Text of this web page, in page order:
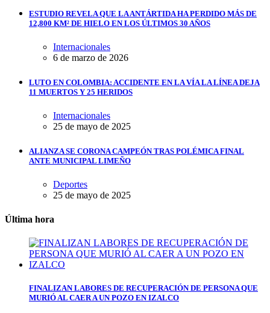
ESTUDIO REVELA QUE LA ANTÁRTIDA HA PERDIDO MÁS DE
12,800 KM² DE HIELO EN LOS ÚLTIMOS 30 AÑOS
Internacionales
6 de marzo de 2026
LUTO EN COLOMBIA: ACCIDENTE EN LA VÍA LA LÍNEA DEJA
11 MUERTOS Y 25 HERIDOS
Internacionales
25 de mayo de 2025
ALIANZA SE CORONA CAMPEÓN TRAS POLÉMICA FINAL
ANTE MUNICIPAL LIMEÑO
Deportes
25 de mayo de 2025
Última hora
FINALIZAN LABORES DE RECUPERACIÓN DE PERSONA QUE
MURIÓ AL CAER A UN POZO EN IZALCO